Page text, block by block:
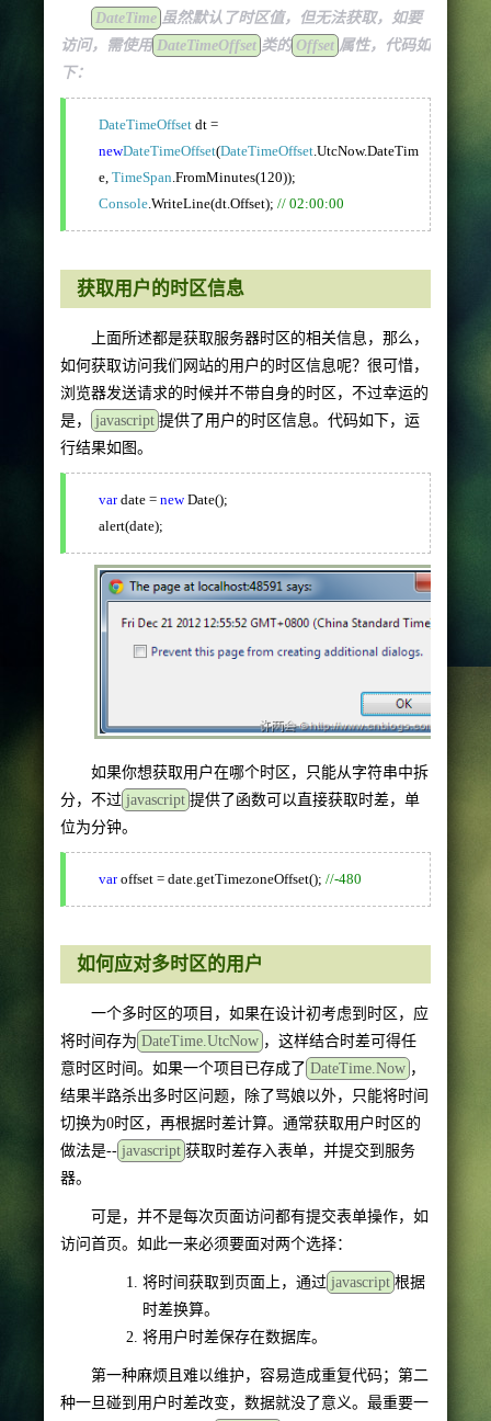
DateTime 虽然默认了时区值，但无法获取，如要
访问，需使用 DateTimeOffset 类的 Offset 属性，代码如
下：
DateTimeOffset dt =
newDateTimeOffset(DateTimeOffset .UtcNow.DateTim
e, TimeSpan .FromMinutes(120));
Console .WriteLine(dt.Offset); // 02:00:00
获取用户的时区信息
上面所述都是获取服务器时区的相关信息，那么，
如何获取访问我们网站的用户的时区信息呢？很可惜，
浏览器发送请求的时候并不带自身的时区，不过幸运的
是，
javascript 提供了用户的时区信息。代码如下，运
行结果如图。
var date = new Date();
alert(date);
如果你想获取用户在哪个时区，只能从字符串中拆
分，不过 javascript 提供了函数可以直接获取时差，单
位为分钟。
var offset = date.getTimezoneOffset(); //-480
如何应对多时区的用户
一个多时区的项目，如果在设计初考虑到时区，应
将时间存为 DateTime.UtcNow ，这样结合时差可得任
意时区时间。如果一个项目已存成了 DateTime.Now ，
结果半路杀出多时区问题，除了骂娘以外，只能将时间
切换为0时区，再根据时差计算。通常获取用户时区的
做法是-- javascript 获取时差存入表单，并提交到服务
器。
可是，并不是每次页面访问都有提交表单操作，如
访问首页。如此一来必须要面对两个选择：
将时间获取到页面上，通过 javascript 根据
时差换算。
将用户时差保存在数据库。
第一种麻烦且难以维护，容易造成重复代码；第二
种一旦碰到用户时差改变，数据就没了意义。最重要一